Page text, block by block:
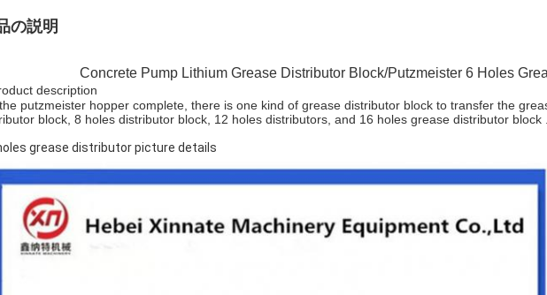
の説明
Concrete Pump Lithium Grease Distributor Block/Putzmeister 6 Holes
description
putzmeister hopper complete, there is one kind of grease distributor block to transfer the
block, 8 holes distributor block, 12 holes distributors, and 16 holes grease distributor block .
grease distributor picture details